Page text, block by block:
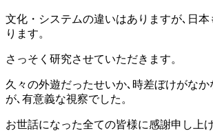
文化・システムの違いはありますが､日
ります。
さっそく研究させていただきます。
久々の外遊だったせいか､時差ぼけがな
が､有意義な視察でした。
お世話になった全ての皆様に感謝申し上げ